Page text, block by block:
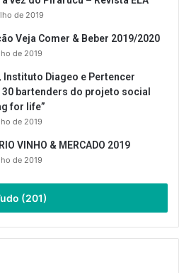
de 2019
Veja Comer & Beber 2019/2020
de 2019
Instituto Diageo e Pertencer
bartenders do projeto social
for life”
de 2019
VINHO & MERCADO 2019
de 2019
(201)